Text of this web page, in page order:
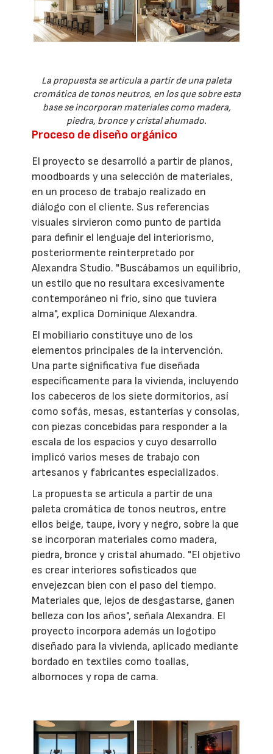
La propuesta se articula a partir de una paleta
cromática de tonos neutros, en los que sobre esta
base se incorporan materiales como madera,
piedra, bronce y cristal ahumado.
Proceso de diseño orgánico
El proyecto se desarrolló a partir de planos,
moodboards y una selección de materiales,
en un proceso de trabajo realizado en
diálogo con el cliente. Sus referencias
visuales sirvieron como punto de partida
para definir el lenguaje del interiorismo,
posteriormente reinterpretado por
Alexandra Studio. "Buscábamos un equilibrio,
un estilo que no resultara excesivamente
contemporáneo ni frío, sino que tuviera
alma", explica Dominique Alexandra.
El mobiliario constituye uno de los
elementos principales de la intervención.
Una parte significativa fue diseñada
específicamente para la vivienda, incluyendo
los cabeceros de los siete dormitorios, así
como sofás, mesas, estanterías y consolas,
con piezas concebidas para responder a la
escala de los espacios y cuyo desarrollo
implicó varios meses de trabajo con
artesanos y fabricantes especializados.
La propuesta se articula a partir de una
paleta cromática de tonos neutros, entre
ellos beige, taupe, ivory y negro, sobre la que
se incorporan materiales como madera,
piedra, bronce y cristal ahumado. "El objetivo
es crear interiores sofisticados que
envejezcan bien con el paso del tiempo.
Materiales que, lejos de desgastarse, ganen
belleza con los años", señala Alexandra. El
proyecto incorpora además un logotipo
diseñado para la vivienda, aplicado mediante
bordado en textiles como toallas,
albornoces y ropa de cama.